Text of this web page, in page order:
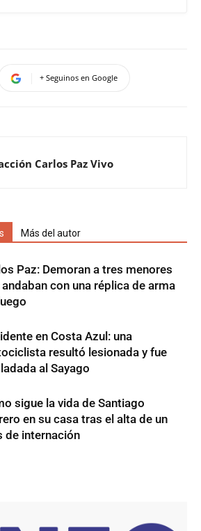
+ Seguinos en Google
Carlos Paz Vivo
Más del autor
Paz: Demoran a tres menores
con una réplica de arma
en Costa Azul: una
resultó lesionada y fue
al Sayago
sigue la vida de Santiago
en su casa tras el alta de un
de internación